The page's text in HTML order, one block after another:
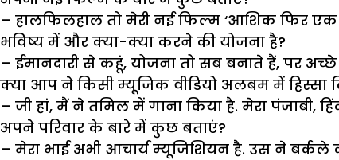
– हालफिलहाल तो मेरी नई फिल्म ‘आशिक फिर एक
भविष्य में और क्या-क्या करने की योजना है?
– ईमानदारी से कहूं, योजना तो सब बनाते हैं, पर
क्या आप ने किसी म्यूजिक वीडियो अलबम में हिस्सा
– जी हां, मैं ने तमिल में गाना किया है. मेरा
अपने परिवार के बारे में कुछ बताएं?
– मेरा भाई अभी आचार्य म्यूजिशियन है. उस ने